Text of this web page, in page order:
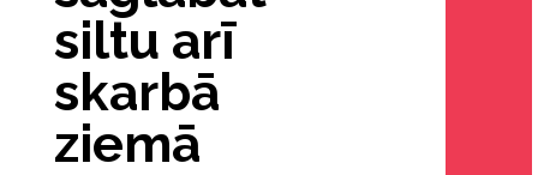
siltu arī
skarbā
ziemā